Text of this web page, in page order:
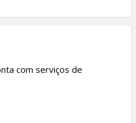
A
pcom serviços de